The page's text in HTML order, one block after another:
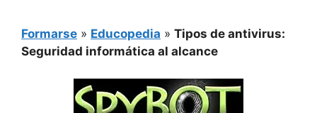
Formarse » Educopedia » Tipos de antivirus:
Seguridad informática al alcance